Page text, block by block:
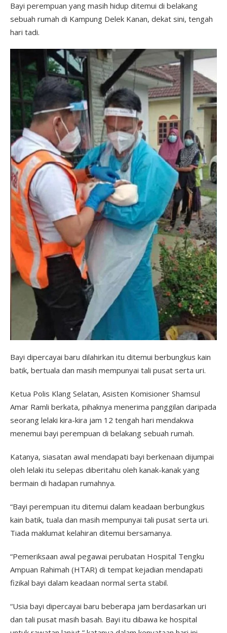
Bayi perempuan yang masih hidup ditemui di belakang
sebuah rumah di Kampung Delek Kanan, dekat sini, tengah
hari tadi.
Bayi dipercayai baru dilahirkan itu ditemui berbungkus kain
batik, bertuala dan masih mempunyai tali pusat serta uri.
Ketua Polis Klang Selatan, Asisten Komisioner Shamsul
Amar Ramli berkata, pihaknya menerima panggilan daripada
seorang lelaki kira-kira jam 12 tengah hari mendakwa
menemui bayi perempuan di belakang sebuah rumah.
Katanya, siasatan awal mendapati bayi berkenaan dijumpai
oleh lelaki itu selepas diberitahu oleh kanak-kanak yang
bermain di hadapan rumahnya.
“Bayi perempuan itu ditemui dalam keadaan berbungkus
kain batik, tuala dan masih mempunyai tali pusat serta uri.
Tiada maklumat kelahiran ditemui bersamanya.
“Pemeriksaan awal pegawai perubatan Hospital Tengku
Ampuan Rahimah (HTAR) di tempat kejadian mendapati
fizikal bayi dalam keadaan normal serta stabil.
“Usia bayi dipercayai baru beberapa jam berdasarkan uri
dan tali pusat masih basah. Bayi itu dibawa ke hospital